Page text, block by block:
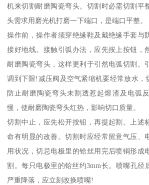
机来切割耐磨陶瓷弯头。切割时必需切割平
头需求用磨光机打磨一下端口，是端口平整。
操作前，操作者须穿绝缘鞋及戴绝缘手套与
接好地线。接触引弧办法，应先按上按钮，
耐磨陶瓷弯头，这样更利于引然电弧切割。
调到下限!减压阀及空气紧缩机要经常放水，
防止耐磨陶瓷弯头未割透惹起熔渣及电弧
慢，使耐磨陶瓷弯头红热，影响切口质量。
切割中止，应先松开按钮，再提起割。上述
命有明显的改善。切割时应经常留意气压、
用状况，切忌电极里的铪丝用完后喷铜形成
割。每只电极里的铪丝约3mm长。喷嘴孔径
严重降落，应立刻改换喷嘴!